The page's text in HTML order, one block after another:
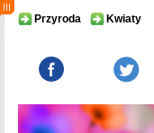
Przyroda Kwiaty